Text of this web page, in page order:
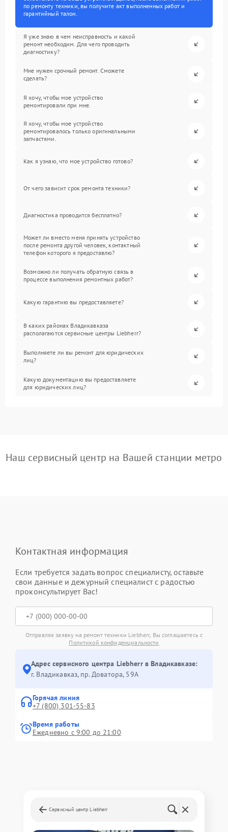
по ремонту техники, вы получите акт выполненных работ и
гарантийный талон.
Я уже знаю в чем неисправность и какой
ремонт необходим. Для чего проводить
диагностику?
Мне нужен срочный ремонт. Сможете
сделать?
Я хочу, чтобы мое устройство
ремонтировали при мне.
Я хочу, чтобы мое устройство
ремонтировалось только оригинальными
запчастями.
Как я узнаю, что мое устройство готово?
От чего зависит срок ремонта техники?
Диагностика проводится бесплатно?
Может ли вместо меня принять устройство
после ремонта другой человек, контактный
телефон которого я предоставлю?
Возможно ли получать обратную связь в
процессе выполнения ремонтных работ?
Какую гарантию вы предоставляете?
В каких районах Владикавказа
располагаются сервисные центры Liebherr?
Выполняете ли вы ремонт для юридических
лиц?
Какую документацию вы предоставляете
для юридических лиц?
Наш сервисный центр на Вашей станции метро
Контактная информация
Если требуется задать вопрос специалисту, оставьте
свои данные и дежурный специалист с радостью
проконсультирует Вас!
Отправляя заявку на ремонт техники Liebherr, Вы соглашаетесь с
Политикой конфиденциальности
Адрес сервисного центра Liebherr в Владикавказе:
г. Владикавказ, пр. Доватора, 59А
Горячая линия
+7 (800) 301-55-83
Время работы
Ежедневно с 9:00 до 21:00
Сервисный центр Liebherr